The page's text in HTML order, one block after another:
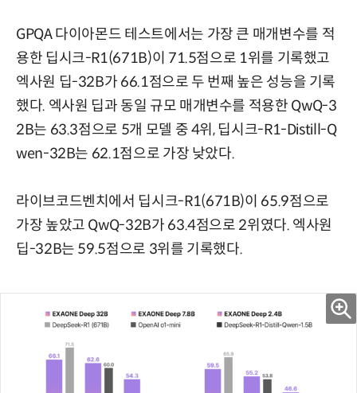
GPQA 다이아몬드 테스트에서는 가장 큰 매개변수를 적
용한 딥시크-R1(671B)이 71.5점으로 1위를 기록했고
엑사원 딥-32B가 66.1점으로 두 번째 높은 성능을 기록
했다. 엑사원 딥과 동일 규모 매개변수를 적용한 QwQ-3
2B는 63.3점으로 5개 모델 중 4위, 딥시크-R1-Distill-Q
wen-32B는 62.1점으로 가장 낮았다.
라이브코드벤치에서 딥시크-R1(671B)이 65.9점으로
가장 높았고 QwQ-32B가 63.4점으로 2위였다. 엑사원
딥-32B는 59.5점으로 3위를 기록했다.